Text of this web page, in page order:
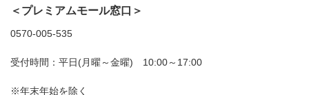
＜プレミアムモール窓口＞
0570-005-535
受付時間：平日(月曜～金曜) 10:00～17:00
※年末年始を除く